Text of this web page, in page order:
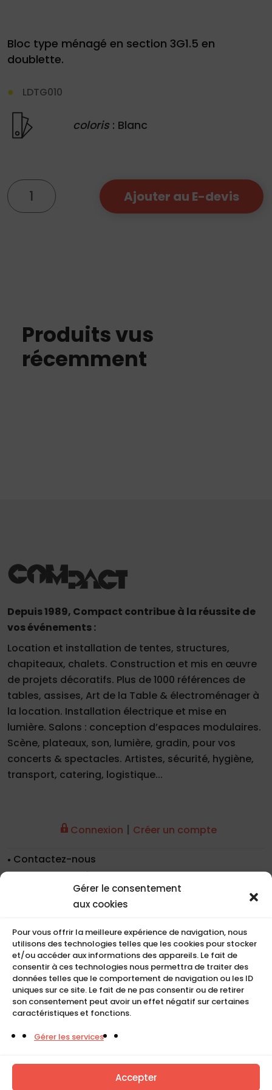
Gérer le consentement
aux cookies
Pour vous offrir la meilleure expérience de navigation, nous
utilisons des technologies telles que les cookies pour stocker
et/ou accéder aux informations des appareils. Le fait de
consentir à ces technologies nous permettra de traiter des
données telles que le comportement de navigation ou les ID
uniques sur ce site. Le fait de ne pas consentir ou de retirer
son consentement peut avoir un effet négatif sur certaines
caractéristiques et fonctions.
Gérer les services
Accepter
Bloc type ménagé en section 3G1.5 en
doublette.
LDTG010
coloris: Blanc
quantité
de
Ajouter au E-devis
Produits vus
récemment
Depuis 1989, Compact contribue à la réussite de
vos événements :
Location et installation de tentes, structures,
chapiteaux, chalets. Construction et mis en œuvre
de projets décoratifs. Plus de 1000 références de
tables, assises, Art de la Table & électroménager à
la location. Installation électrique et mise en
lumière. Salons : conception d’espaces modulaires.
Scène, plateaux, son, lumière, gradin, pour vos
concerts & spectacles. Artistes, sécurité, hygiène,
transport, catering, logistique...
Connexion | Créer un compte
Contactez-nous
Nos coordonnées
Nos références
Recrutement
CGU
Mentions légales
Politique de cookies (UE)
COMPACT
5, Rue Ambroise Croizat
95195 BP30523
Goussainville Cedex Val d’Oise France.
Demande
devis
04
76